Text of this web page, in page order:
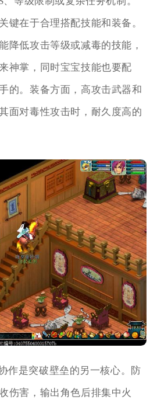
键在于合理搭配技能和装备。
降低攻击等级或减毒的技能，
神掌，同时宝宝技能也要配
的。装备方面，高攻击武器和
面对毒性攻击时，耐久度高的
作是突破壁垒的另一核心。防
伤害，输出角色后排集中火